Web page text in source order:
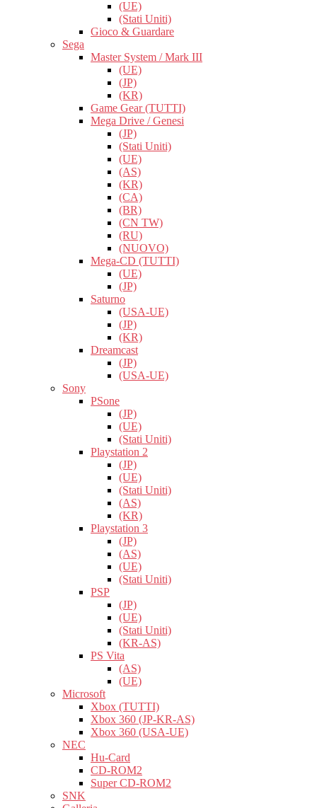
(UE)
(Stati Uniti)
Gioco & Guardare
Sega
Master System / Mark III
(UE)
(JP)
(KR)
Game Gear (TUTTI)
Mega Drive / Genesi
(JP)
(Stati Uniti)
(UE)
(AS)
(KR)
(CA)
(BR)
(CN TW)
(RU)
(NUOVO)
Mega-CD (TUTTI)
(UE)
(JP)
Saturno
(USA-UE)
(JP)
(KR)
Dreamcast
(JP)
(USA-UE)
Sony
PSone
(JP)
(UE)
(Stati Uniti)
Playstation 2
(JP)
(UE)
(Stati Uniti)
(AS)
(KR)
Playstation 3
(JP)
(AS)
(UE)
(Stati Uniti)
PSP
(JP)
(UE)
(Stati Uniti)
(KR-AS)
PS Vita
(AS)
(UE)
Microsoft
Xbox (TUTTI)
Xbox 360 (JP-KR-AS)
Xbox 360 (USA-UE)
NEC
Hu-Card
CD-ROM2
Super CD-ROM2
SNK